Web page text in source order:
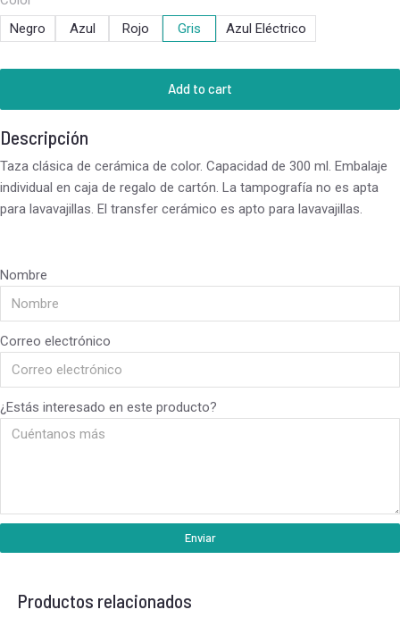
Negro
Azul Rojo Gris Azul Eléctrico
Add to cart
Descripción
Taza clásica de cerámica de color. Capacidad de 300 ml. Embalaje
individual en caja de regalo de cartón. La tampografía no es apta
para lavavajillas. El transfer cerámico es apto para lavavajillas.
Nombre
Correo electrónico
¿Estás interesado en este producto?
Enviar
Productos relacionados